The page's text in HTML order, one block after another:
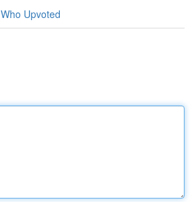
Who Upvoted